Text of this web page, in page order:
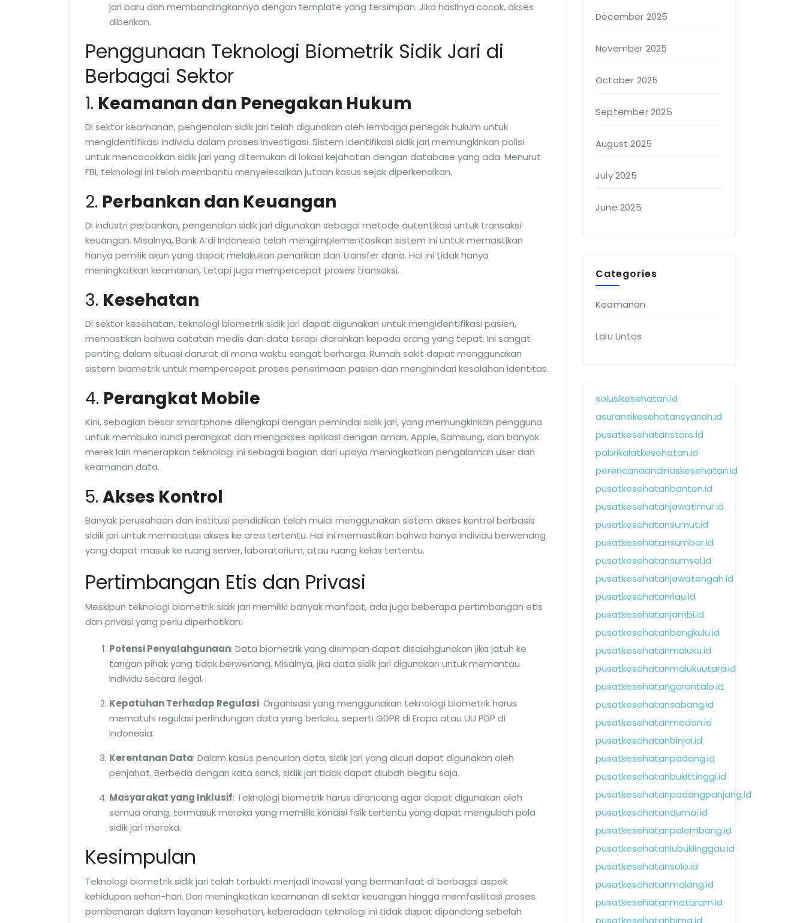
jari baru dan membandingkannya dengan template yang tersimpan. Jika hasilnya cocok, akses
diberikan.
Penggunaan Teknologi Biometrik Sidik Jari di
Berbagai Sektor
1. Keamanan dan Penegakan Hukum
Di sektor keamanan, pengenalan sidik jari telah digunakan oleh lembaga penegak hukum untuk
mengidentifikasi individu dalam proses investigasi. Sistem identifikasi sidik jari memungkinkan polisi
untuk mencocokkan sidik jari yang ditemukan di lokasi kejahatan dengan database yang ada. Menurut
FBI, teknologi ini telah membantu menyelesaikan jutaan kasus sejak diperkenalkan.
2. Perbankan dan Keuangan
Di industri perbankan, pengenalan sidik jari digunakan sebagai metode autentikasi untuk transaksi
keuangan. Misalnya, Bank A di Indonesia telah mengimplementasikan sistem ini untuk memastikan
hanya pemilik akun yang dapat melakukan penarikan dan transfer dana. Hal ini tidak hanya
meningkatkan keamanan, tetapi juga mempercepat proses transaksi.
3. Kesehatan
Di sektor kesehatan, teknologi biometrik sidik jari dapat digunakan untuk mengidentifikasi pasien,
memastikan bahwa catatan medis dan data terapi diarahkan kepada orang yang tepat. Ini sangat
penting dalam situasi darurat di mana waktu sangat berharga. Rumah sakit dapat menggunakan
sistem biometrik untuk mempercepat proses penerimaan pasien dan menghindari kesalahan identitas.
4. Perangkat Mobile
Kini, sebagian besar smartphone dilengkapi dengan pemindai sidik jari, yang memungkinkan pengguna
untuk membuka kunci perangkat dan mengakses aplikasi dengan aman. Apple, Samsung, dan banyak
merek lain menerapkan teknologi ini sebagai bagian dari upaya meningkatkan pengalaman user dan
keamanan data.
5. Akses Kontrol
Banyak perusahaan dan institusi pendidikan telah mulai menggunakan sistem akses kontrol berbasis
sidik jari untuk membatasi akses ke area tertentu. Hal ini memastikan bahwa hanya individu berwenang
yang dapat masuk ke ruang server, laboratorium, atau ruang kelas tertentu.
Pertimbangan Etis dan Privasi
Meskipun teknologi biometrik sidik jari memiliki banyak manfaat, ada juga beberapa pertimbangan etis
dan privasi yang perlu diperhatikan:
Potensi Penyalahgunaan: Data biometrik yang disimpan dapat disalahgunakan jika jatuh ke
tangan pihak yang tidak berwenang. Misalnya, jika data sidik jari digunakan untuk memantau
individu secara ilegal.
Kepatuhan Terhadap Regulasi: Organisasi yang menggunakan teknologi biometrik harus
mematuhi regulasi perlindungan data yang berlaku, seperti GDPR di Eropa atau UU PDP di
Indonesia.
Kerentanan Data: Dalam kasus pencurian data, sidik jari yang dicuri dapat digunakan oleh
penjahat. Berbeda dengan kata sandi, sidik jari tidak dapat diubah begitu saja.
Masyarakat yang Inklusif: Teknologi biometrik harus dirancang agar dapat digunakan oleh
semua orang, termasuk mereka yang memiliki kondisi fisik tertentu yang dapat mengubah pola
sidik jari mereka.
Kesimpulan
Teknologi biometrik sidik jari telah terbukti menjadi inovasi yang bermanfaat di berbagai aspek
kehidupan sehari-hari. Dari meningkatkan keamanan di sektor keuangan hingga memfasilitasi proses
pembenaran dalam layanan kesehatan, keberadaan teknologi ini tidak dapat dipandang sebelah
December 2025
November 2025
October 2025
September 2025
August 2025
July 2025
June 2025
Categories
Keamanan
Lalu Lintas
solusikesehatan.id
asuransikesehatansyariah.id
pusatkesehatanstore.id
pabrikalatkesehatan.id
perencanaandinaskesehatan.id
pusatkesehatanbanten.id
pusatkesehatanjawatimur.id
pusatkesehatansumut.id
pusatkesehatansumbar.id
pusatkesehatansumsel.id
pusatkesehatanjawatengah.id
pusatkesehatanriau.id
pusatkesehatanjambi.id
pusatkesehatanbengkulu.id
pusatkesehatanmaluku.id
pusatkesehatanmalukuutara.id
pusatkesehatangorontalo.id
pusatkesehatansabang.id
pusatkesehatanmedan.id
pusatkesehatanbinjai.id
pusatkesehatanpadang.id
pusatkesehatanbukittinggi.id
pusatkesehatanpadangpanjang.id
pusatkesehatandumai.id
pusatkesehatanpalembang.id
pusatkesehatanlubuklinggau.id
pusatkesehatansolo.id
pusatkesehatanmalang.id
pusatkesehatanmataram.id
pusatkesehatanbima.id